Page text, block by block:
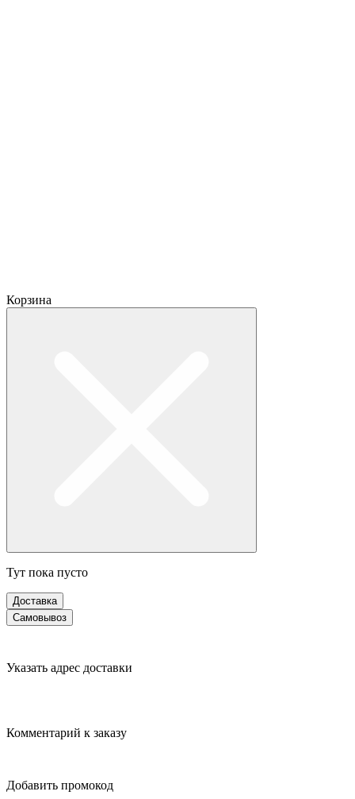
Корзина
Тут пока пусто
Доставка
Самовывоз
Указать адрес доставки
Комментарий к заказу
Добавить промокод